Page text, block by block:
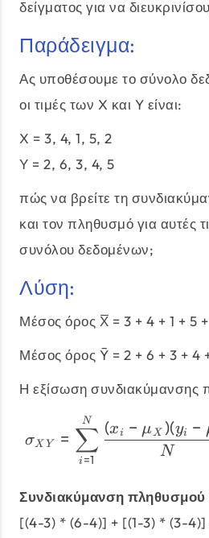
δείγματος για να
Παράδειγμα:
Ας υποθέσουμε το σύνολο
οι τιμές των X και Y είναι:
X = 3, 4, 1, 5, 2
Υ = 2, 6, 3, 4, 5
πώς να βρείτε τη
και τον πληθυσμό για αυτές
συνόλου δεδομένων;
Λύση:
Μέσος όρος X̅ = 3 + 4 + 1 + 5
Μέσος όρος Ȳ = 2 + 6 + 3 + 4
Η εξίσωση συνδιακύμανσης
σX Y =
i=1
∑
N
N
(xi − μX )(yi −
Συνδιακύμανση πληθυσμού
[(4-3) * (6-4)] + [(1-3) * (3-